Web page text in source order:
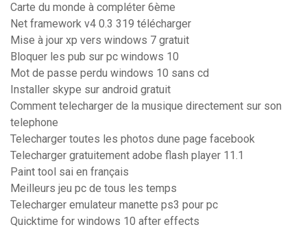
Carte du monde à compléter 6ème
Net framework v4 0.3 319 télécharger
Mise à jour xp vers windows 7 gratuit
Bloquer les pub sur pc windows 10
Mot de passe perdu windows 10 sans cd
Installer skype sur android gratuit
Comment telecharger de la musique directement sur son
telephone
Telecharger toutes les photos dune page facebook
Telecharger gratuitement adobe flash player 11.1
Paint tool sai en français
Meilleurs jeu pc de tous les temps
Telecharger emulateur manette ps3 pour pc
Quicktime for windows 10 after effects